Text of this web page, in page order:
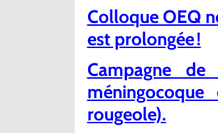
Colloque OEQ
est prolongée !
Campagne
rougeole).